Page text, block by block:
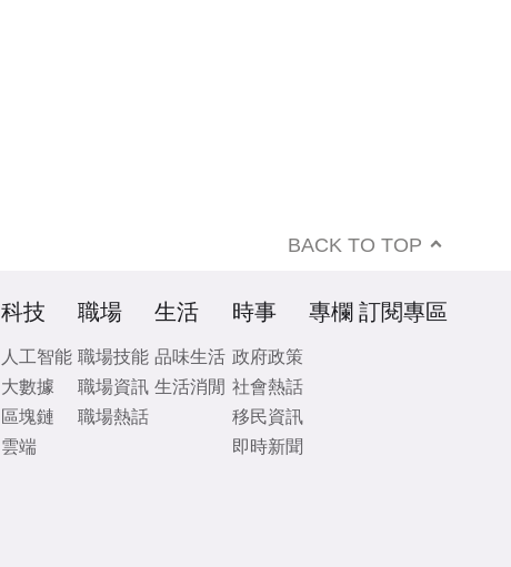
BACK TO TOP
科技
人工智能
大數據
區塊鏈
雲端
職場
職場技能
職場資訊
職場熱話
生活
品味生活
生活消閒
時事
政府政策
社會熱話
移民資訊
即時新聞
專欄 訂閱專區